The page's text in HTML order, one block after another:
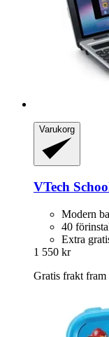
Varukorg
VTech
Modern
40
Extra
1 550 kr
Gratis frakt